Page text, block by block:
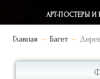
АРТ-ПОСТЕРЫ И
Главная Багет